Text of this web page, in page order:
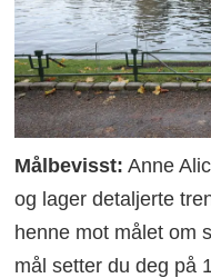
Målbevisst: Anne
og lager detaljerte
henne mot målet om
mål setter du deg på